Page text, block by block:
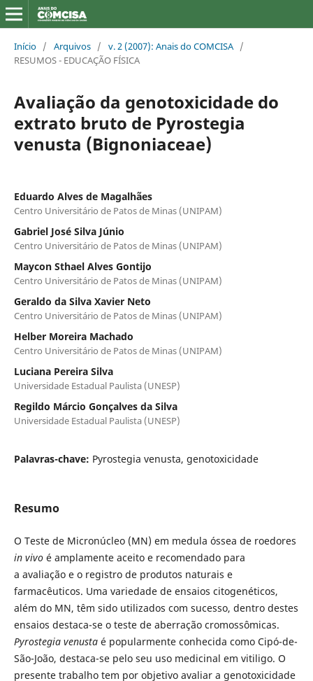
Início / Arquivos / v. 2 (2007): Anais do COMCISA /
RESUMOS - EDUCAÇÃO FÍSICA
Avaliação da genotoxicidade do
extrato bruto de Pyrostegia
venusta (Bignoniaceae)
Eduardo Alves de Magalhães
Centro Universitário de Patos de Minas (UNIPAM)
Gabriel José Silva Júnio
Centro Universitário de Patos de Minas (UNIPAM)
Maycon Sthael Alves Gontijo
Centro Universitário de Patos de Minas (UNIPAM)
Geraldo da Silva Xavier Neto
Centro Universitário de Patos de Minas (UNIPAM)
Helber Moreira Machado
Centro Universitário de Patos de Minas (UNIPAM)
Luciana Pereira Silva
Universidade Estadual Paulista (UNESP)
Regildo Márcio Gonçalves da Silva
Universidade Estadual Paulista (UNESP)
Palavras-chave: Pyrostegia venusta, genotoxicidade
Resumo
O Teste de Micronúcleo (MN) em medula óssea de roedores
in vivo é amplamente aceito e recomendado para
a avaliação e o registro de produtos naturais e
farmacêuticos. Uma variedade de ensaios citogenéticos,
além do MN, têm sido utilizados com sucesso, dentro destes
ensaios destaca-se o teste de aberração cromossômicas.
Pyrostegia venusta é popularmente conhecida como Cipó-de-
São-João, destaca-se pelo seu uso medicinal em vitiligo. O
presente trabalho tem por objetivo avaliar a genotoxicidade